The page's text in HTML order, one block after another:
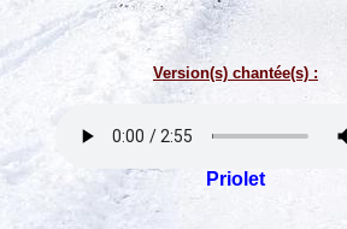
Version(s) chantée(s) :
Priolet